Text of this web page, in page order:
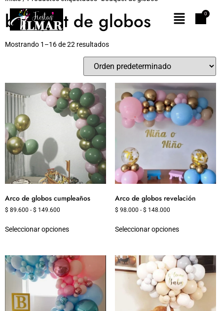
bouquet de globos
Mostrando 1–16 de 22 resultados
Arco de globos cumpleaños
$ 89.600 - $ 149.600
Seleccionar opciones
Arco de globos revelación
$ 98.000 - $ 148.000
Seleccionar opciones